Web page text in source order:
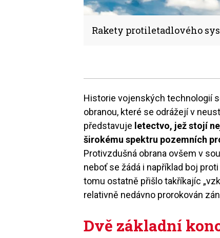
Rakety protiletadlového
Historie vojenských technologií
obranou, které se odrážejí v
představuje letectvo, jež stojí
širokému spektru pozemních
Protivzdušná obrana ovšem v
neboť se žádá i například boj
tomu ostatně přišlo takříkajíc
relativně nedávno prorokován
Dvě základní